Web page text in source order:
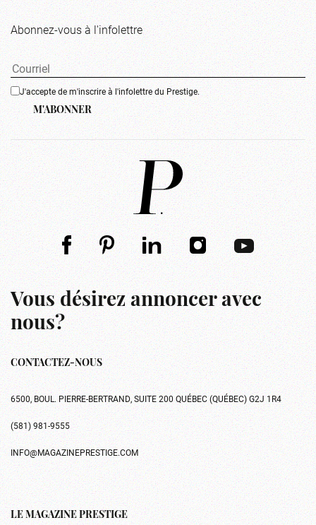
Abonnez-vous à l'infolettre
J'accepte de m'inscrire à l'infolettre du Prestige.
M'ABONNER
Vous désirez annoncer avec
nous?
CONTACTEZ-NOUS
6500, BOUL. PIERRE-BERTRAND, SUITE 200 QUÉBEC (QUÉBEC) G2J 1R4
(581) 981-9555
INFO@MAGAZINEPRESTIGE.COM
LE MAGAZINE PRESTIGE